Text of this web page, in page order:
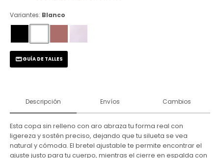
Variantes: Blanco
GUÍA DE TALLES
Descripción Envíos Cambios
Esta copa sin relleno con aro abraza tu forma real con
ligereza y sostén preciso, dejando que tu silueta se vea
natural y cómoda. El bretel ajustable te permite encontrar el
ajuste justo para tu cuerpo, mientras el cierre en espalda con